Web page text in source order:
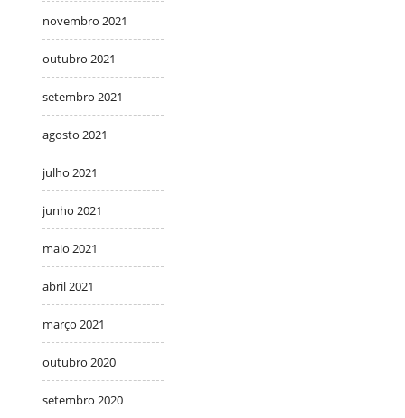
novembro 2021
outubro 2021
setembro 2021
agosto 2021
julho 2021
junho 2021
maio 2021
abril 2021
março 2021
outubro 2020
setembro 2020